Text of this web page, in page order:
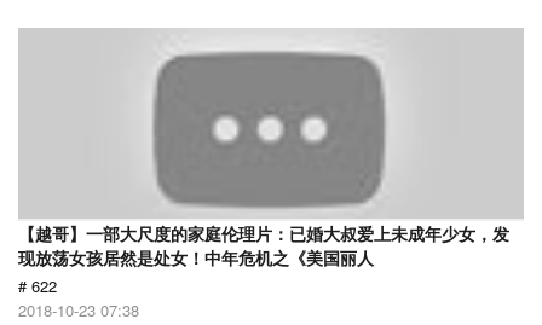
【越哥】一部大尺度的家庭伦理片：已婚大叔爱上未成年少女，发
现放荡女孩居然是处女！中年危机之《美国丽人
# 622
2018-10-23 07:38